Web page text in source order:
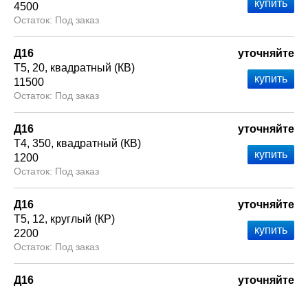
4500
Под заказ
Д16
Т5 20 квадратный (КВ)
11500
Под заказ
уточняйте
Д16
Т4 350 квадратный (КВ)
1200
Под заказ
уточняйте
Д16
Т5 12 круглый (КР)
2200
Под заказ
уточняйте
Д16
уточняйте